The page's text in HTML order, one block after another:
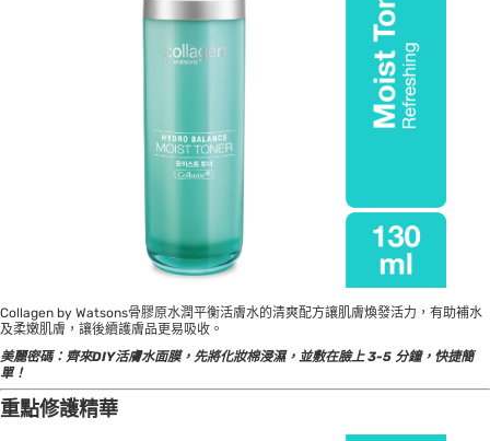
Collagen by Watsons骨膠原水潤平衡活膚水的清爽配方讓肌膚煥發活力，有助補水
及柔嫩肌膚，讓後續護膚品更易吸收。
美麗密碼： 齊來DIY活膚水面膜，先將化妝棉浸濕，並敷在臉上 3-5 分鐘，快捷簡
單！
重點修護精華